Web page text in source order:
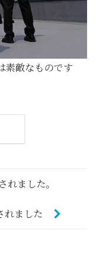
素敵なものです
ました。
れました